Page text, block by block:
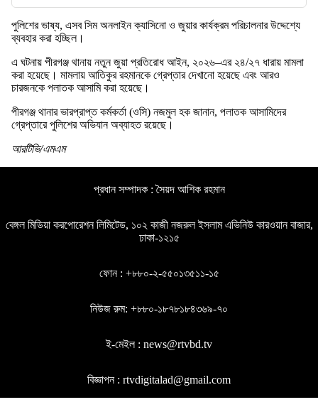
পুলিশের ভাষ্য, এসব সিম অনলাইন ক্যাসিনো ও জুয়ার কার্যক্রম পরিচালনার উদ্দেশ্যে
ব্যবহার করা হচ্ছিল।
এ ঘটনায় পীরগঞ্জ থানায় নতুন জুয়া প্রতিরোধ আইন, ২০২৬–এর ২৪/২৭ ধারায় মামলা
করা হয়েছে। মামলায় আতিকুর রহমানকে গ্রেপ্তার দেখানো হয়েছে এবং আরও
চারজনকে পলাতক আসামি করা হয়েছে।
পীরগঞ্জ থানার ভারপ্রাপ্ত কর্মকর্তা (ওসি) নজমুল হক জানান, পলাতক আসামিদের
গ্রেপ্তারে পুলিশের অভিযান অব্যাহত রয়েছে।
আরটিভি/এমএম
প্রধান সম্পাদক : সৈয়দ আশিক রহমান
বেঙ্গল মিডিয়া করপোরেশন লিমিটেড, ১০২ কাজী নজরুল ইসলাম এভিনিউ কারওয়ান বাজার,
ঢাকা-১২১৫
ফোন : +৮৮০-২-৫৫০১৩৫১১-১৫
নিউজ রুম: +৮৮০-১৮৭৮১৮৪৩৬৯-৭০
ই-মেইল : news@rtvbd.tv
বিজ্ঞাপন : rtvdigitalad@gmail.com